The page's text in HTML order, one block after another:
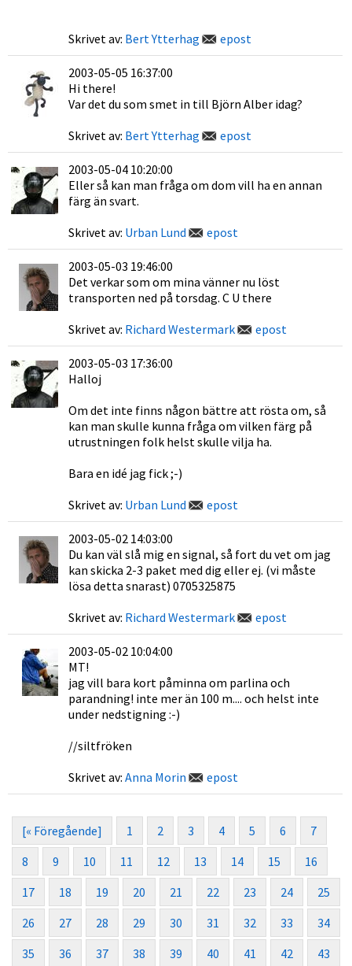
Skrivet av: Bert Ytterhag epost
2003-05-05 16:37:00
Hi there!
Var det du som smet in till Björn Alber idag?
Skrivet av: Bert Ytterhag epost
2003-05-04 10:20:00
Eller så kan man fråga om dom vill ha en annan
färg än svart.
Skrivet av: Urban Lund epost
2003-05-03 19:46:00
Det verkar som om mina vänner nu löst
transporten ned på torsdag. C U there
Skrivet av: Richard Westermark epost
2003-05-03 17:36:00
Halloj
Om det inte finns någon bättre att rösta om, så
kan man skulle kunna fråga om vilken färg på
utrustningen folk helst skulle vilja ha.
Bara en idé jag fick ;-)
Skrivet av: Urban Lund epost
2003-05-02 14:03:00
Du kan väl slå mig en signal, så fort du vet om jag
kan skicka 2-3 paket med dig eller ej. (vi måste
lösa detta snarast) 0705325875
Skrivet av: Richard Westermark epost
2003-05-02 10:04:00
MT!
jag vill bara kort påminna om parlina och
parandning! inte mer än 100 m.... och helst inte
under nedstigning :-)
//siltfröken
Skrivet av: Anna Morin epost
[« Föregående] 1 2 3 4 5 6
7
8
9 10 11 12 13 14 15
16
17
18 19 20 21 22 23 24
25
26
27 28 29 30 31 32 33
34
35
36 37 38 39 40 41 42
43